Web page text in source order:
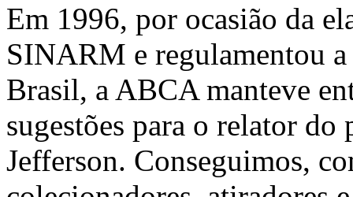
Em 1996, por ocasião da
SINARM e regulamentou a
Brasil, a ABCA manteve
sugestões para o relator
Jefferson. Conseguimos,